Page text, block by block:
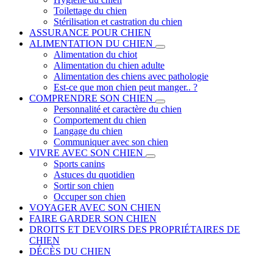
Toilettage du chien
Stérilisation et castration du chien
ASSURANCE POUR CHIEN
ALIMENTATION DU CHIEN
Alimentation du chiot
Alimentation du chien adulte
Alimentation des chiens avec pathologie
Est-ce que mon chien peut manger.. ?
COMPRENDRE SON CHIEN
Personnalité et caractère du chien
Comportement du chien
Langage du chien
Communiquer avec son chien
VIVRE AVEC SON CHIEN
Sports canins
Astuces du quotidien
Sortir son chien
Occuper son chien
VOYAGER AVEC SON CHIEN
FAIRE GARDER SON CHIEN
DROITS ET DEVOIRS DES PROPRIÉTAIRES DE
CHIEN
DÉCÈS DU CHIEN